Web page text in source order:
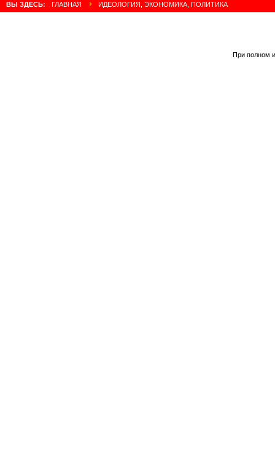
ВЫ ЗДЕСЬ: ГЛАВНАЯ ИДЕОЛОГИЯ, ЭКОНОМИКА, ПОЛИТИКА
При полном